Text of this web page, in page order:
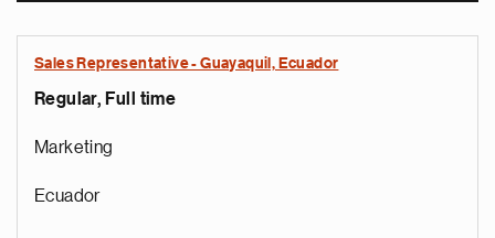
Sales Representative - Guayaquil, Ecuador
Regular, Full time
Marketing
Ecuador